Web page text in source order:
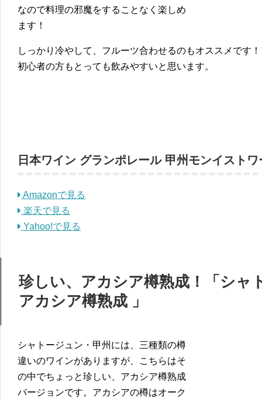
なので料理の邪魔をすることなく楽しめ
ます！
しっかり冷やして、フルーツ合わせるのもオススメです
初心者の方もとっても飲みやすいと思います。
日本ワイン グランポレール 甲州モンイスト
Amazonで見る
楽天で見る
Yahoo!で見る
珍しい、アカシア樽熟成！「シャ
アカシア樽熟成 」
シャトージュン・甲州には、三種類の樽
違いのワインがありますが、こちらはそ
の中でちょっと珍しい、アカシア樽熟成
バージョンです。アカシアの樽はオーク